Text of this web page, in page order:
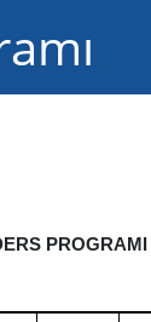
PROGRAMI